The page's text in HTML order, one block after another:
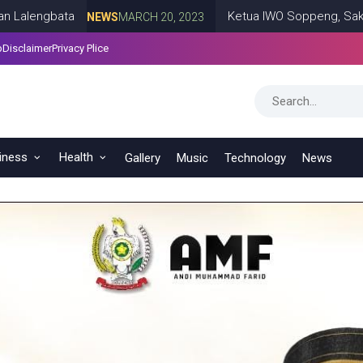
MARCH 20, 2023 Ketua IWO Soppeng, Saksikan Laga
NEWSMARCH 16, 2023
DisclaimerPrivacy Plice
Health Gallery Music Technology News